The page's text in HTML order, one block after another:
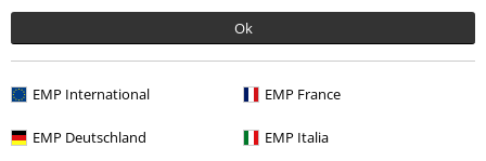
Ok
EMP International EMP France
EMP Deutschland EMP Italia